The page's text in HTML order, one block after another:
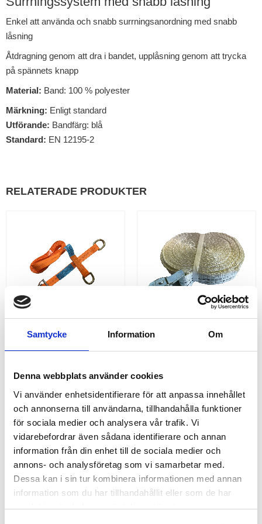
Samtycke Information Om
Denna webbplats använder cookies
Vi använder enhetsidentifierare för att anpassa innehållet
och annonserna till användarna, tillhandahålla funktioner
för sociala medier och analysera vår trafik. Vi
vidarebefordrar även sådana identifierare och annan
information från din enhet till de sociala medier och
annons- och analysföretag som vi samarbetar med.
Dessa kan i sin tur kombinera informationen med annan
information som du har tillhandahållit eller som de har
samlat in när du har använt deras tjänster.
Enkel att använda och snabb surrningsanordning med snabb
låsning
Åtdragning genom att dra i bandet, upplåsning genom att trycka
på spännets knapp
Material: Band: 100 % polyester
Märkning: Enligt standard
Utförande: Bandfärg: blå
Standard: EN 12195-2
RELATERADE PRODUKTER
SURRNING SPÄNNBAND
Köp Surrning Spännband 2 ton
0,5+5,5 m | Praktisk surrning
med kraftiga D-ringar där
Spännband & Bandsurrningar
92,00
KÖP
KAMLÅSSURRNING 35MM
Köp kamlåssurrning ändlöst
band.
50,00
KÖP
ANDRA KÖPTE ÄVEN